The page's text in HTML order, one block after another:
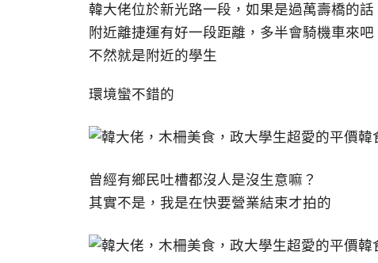
韓大佬位於新光路一段，如果是過萬壽橋的
附近離捷運有好一段距離，多半會騎機車來吧
不然就是附近的學生
環境蠻不錯的
曾經有鄉民吐槽都沒人是沒生意嘛？
其實不是，我是在快要營業結束才拍的